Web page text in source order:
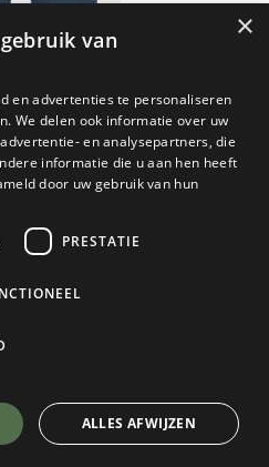
dit product via WhatsApp
×
van
en advertenties te personaliseren
We delen ook informatie over uw
en analysepartners, die
informatie die u aan hen heeft
door uw gebruik van hun
PRESTATIE
ALLES AFWIJZEN